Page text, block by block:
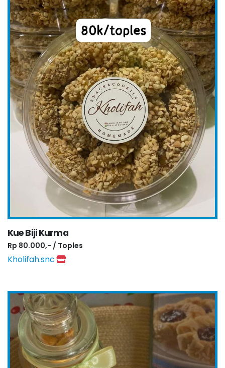
Kue Biji Kurma
Rp 80.000,- / Toples
Kholifah.snc